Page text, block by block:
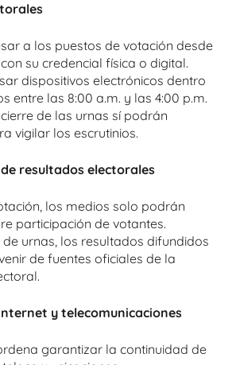
a los puestos de votación desde
su credencial física o digital.
dispositivos electrónicos dentro
entre las 8:00 a.m. y las 4:00 p.m.
de las urnas sí podrán
vigilar los escrutinios.
resultados electorales
los medios solo podrán
participación de votantes.
de urnas, los resultados difundidos
de fuentes oficiales de la
y telecomunicaciones
garantizar la continuidad de